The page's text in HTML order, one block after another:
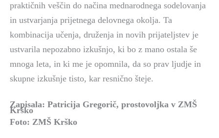
praktičnih veščin do načina mednarodnega sodelovanja
in ustvarjanja prijetnega delovnega okolja. Ta
kombinacija učenja, druženja in novih prijateljstev je
ustvarila nepozabno izkušnjo, ki bo z mano ostala še
mnoga leta, in ki me je opomnila, da so prav ljudje in
skupne izkušnje tisto, kar resnično šteje.
Zapisala: Patricija Gregorič, prostovoljka v ZMŠ
Krško
Foto: ZMŠ Krško